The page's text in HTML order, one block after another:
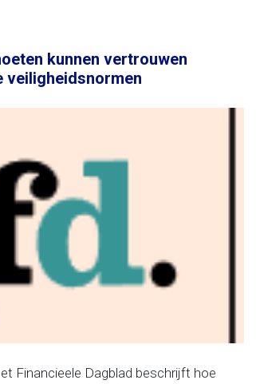
kunnen vertrouwen
veiligheidsnormen
Financieele Dagblad beschrijft hoe